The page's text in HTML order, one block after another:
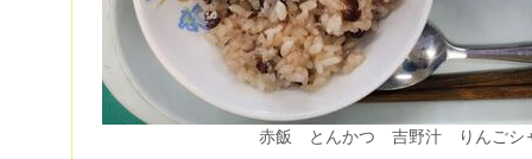
赤飯 とんかつ 吉野汁 りんごシ